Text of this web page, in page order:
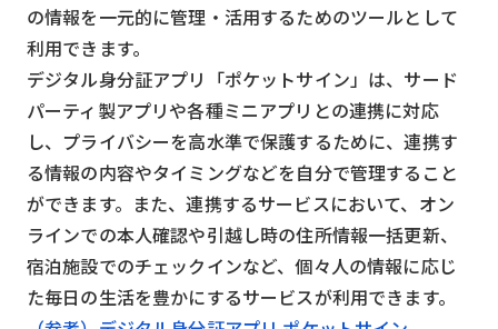
の情報を一元的に管理・活用するためのツールとして
利用できます。
デジタル身分証アプリ「ポケットサイン」は、サード
パーティ製アプリや各種ミニアプリとの連携に対応
し、プライバシーを高水準で保護するために、連携す
る情報の内容やタイミングなどを自分で管理すること
ができます。また、連携するサービスにおいて、オン
ラインでの本人確認や引越し時の住所情報一括更新、
宿泊施設でのチェックインなど、個々人の情報に応じ
た毎日の生活を豊かにするサービスが利用できます。